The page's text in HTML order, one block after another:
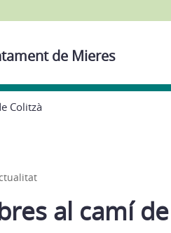
de Mieres
Colitzà
al camí